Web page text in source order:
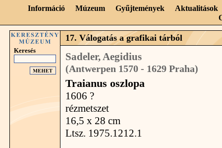
Információ Múzeum Gyűjtemények
Aktualitások
Keresés
17. Válogatás a grafikai tárból
Sadeler, Aegidius
(Antwerpen 1570 - 1629 Praha)
Traianus oszlopa
1606 ?
rézmetszet
16,5 x 28 cm
Ltsz. 1975.1212.1